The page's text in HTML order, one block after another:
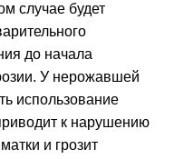
случае будет
до начала
У нерожавшей
использование
к нарушению
и грозит